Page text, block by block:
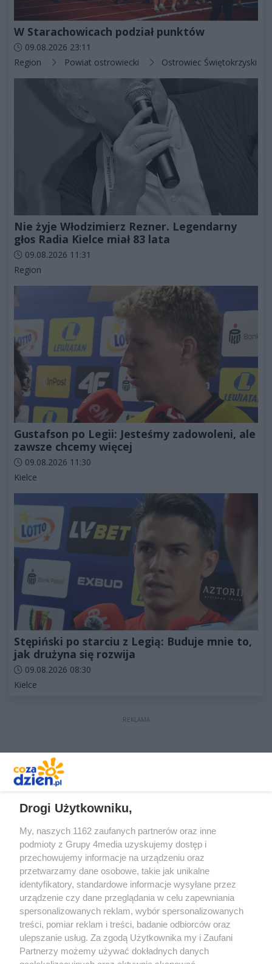
W Starachowicach podział punktów
Data dodania artykułu:
09.08.2026 23:11
Kategorie artykułu:
Region Powiat ostrowiecki Ostrowiec Świętokrzyski
Nie żyje Włodzimierz Rezner. Legendarny
głos Radia Kielce miał 83 lata
Data dodania artykułu:
09.08.2026 11:31
Kategorie artykułu:
Region
Gustafson po Legii: Jesteśmy zadowoleni, ale
zawsze chcemy więcej
Data dodania artykułu:
09.08.2026 11:30
Kategorie artykułu:
Kielce
Stępiński po starciu z Legią: Buduje mnie to,
jak drużyna się rozwija
Data dodania artykułu:
09.08.2026 08:30
Kategorie artykułu:
Kielce
REKLAMA
Prywatność Reklama Redakcja Praca Kielce
Drogi Użytkowniku,
My, naszych 1162 zaufanych partnerów oraz inne
podmioty z Grupy 4media uzyskujemy dostęp i
przechowujemy informacje na urządzeniu oraz
przetwarzamy dane osobowe, takie jak unikalne
identyfikatory, standardowe informacje wysyłane przez
urządzenie czy dane przeglądania w celu zapewniania
spersonalizowanych reklam, wybór spersonalizowanych
treści, pomiar reklam i treści, badanie odbiorców oraz
ulepszanie usług. Za zgodą Użytkownika my i Zaufani
Partnerzy możemy używać dokładnych danych